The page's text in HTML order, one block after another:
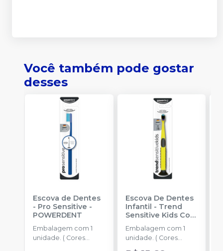
Você também pode gostar
desses
Escova de Dentes
- Pro Sensitive -
POWERDENT
Embalagem com 1
unidade. ( Cores
Escova De Dentes
Infantil - Trend
Sensitive Kids Com
Cerdas ULMA
POWERDENT
Embalagem com 1
unidade. ( Cores
Sortidas)